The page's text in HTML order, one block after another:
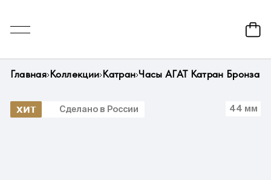
Главная Коллекции Катран Часы АГАТ Катран Бронза
ХИТ Сделано в России 44 мм